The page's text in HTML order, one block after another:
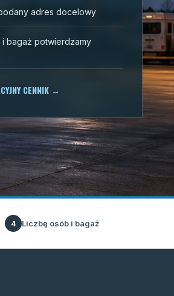
adres docelowy
i bagaż potwierdzamy
CENNIK →
4 Liczbę osób i bagaż